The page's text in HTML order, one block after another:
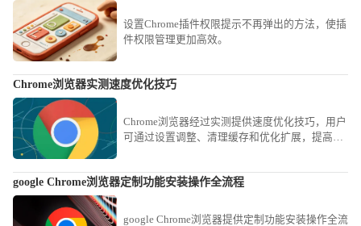
设置Chrome插件权限提示不再弹出的方法，使插
件权限管理更加高效。
Chrome浏览器实测速度优化技巧
Chrome浏览器经过实测提供速度优化技巧，用户
可通过设置调整、清理缓存和优化扩展，提高浏
google Chrome浏览器定制功能安装操作全流程
google Chrome浏览器提供定制功能安装操作全流